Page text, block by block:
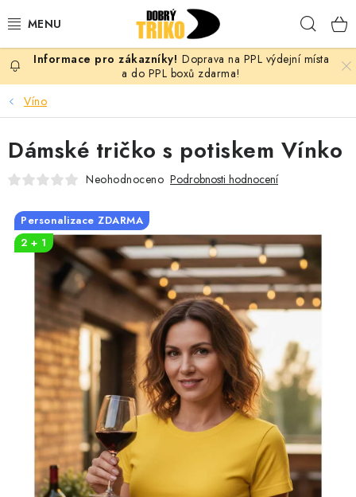
na
PRO ŽENY
PRO MUŽE
PRO DĚTI
PRO PÁRY
VLASTNÍ MOTIV
TRIČKA
MIKINY
OKAMŽITĚ K ODBĚRU
B2B
MÁM SRDCE POMÁHÁM
Doprava na PPL výdejní místa
a do PPL boxů zdarma!
Víno
Dámské tričko s potiskem Vínko
Neohodnoceno Podrobnosti hodnocení
Personalizace ZDARMA
2 + 1